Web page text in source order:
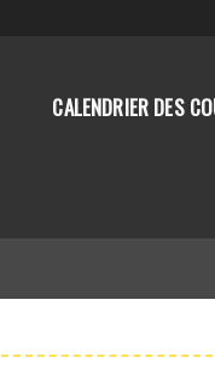
CALENDRIER DES